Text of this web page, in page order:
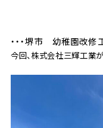
・・・堺市 幼稚園改修工
今回、株式会社三輝工業